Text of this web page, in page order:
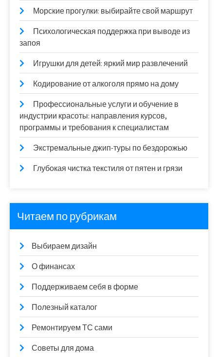
Морские прогулки: выбирайте свой маршрут
Психологическая поддержка при выводе из
запоя
Игрушки для детей: яркий мир развлечений
Кодирование от алкоголя прямо на дому
Профессиональные услуги и обучение в
индустрии красоты: направления курсов,
программы и требования к специалистам
Экстремальные джип-туры по бездорожью
Глубокая чистка текстиля от пятен и грязи
Читаем по рубрикам
Выбираем дизайн
О финансах
Поддерживаем себя в форме
Полезный каталог
Ремонтируем ТС сами
Советы для дома